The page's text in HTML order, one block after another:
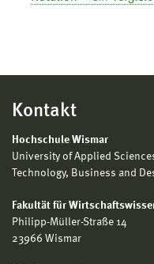
Kontakt
Hochschule Wismar
University of Applied
Technology, Business and
Fakultät für
Philipp-Müller-Straße 14
23966 Wismar